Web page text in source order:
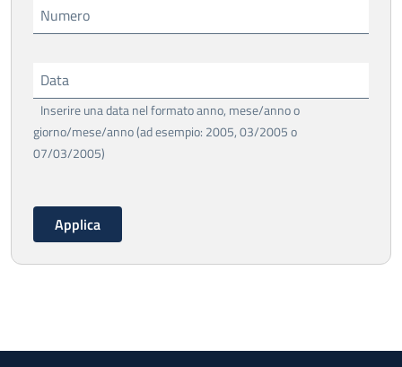
Numero
Data
Inserire una data nel formato anno, mese/anno o
giorno/mese/anno (ad esempio: 2005, 03/2005 o
07/03/2005)